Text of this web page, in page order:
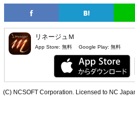
リネージュＭ
App Store: 無料 Google Play: 無料
(C) NCSOFT Corporation. Licensed to NC